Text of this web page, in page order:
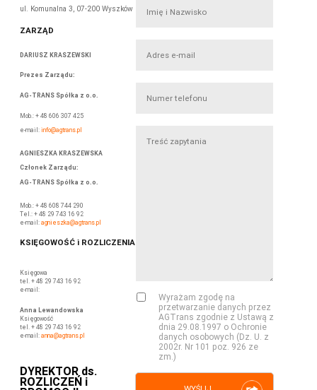
ul. Komunalna 3, 07-200 Wyszków
ZARZĄD
DARIUSZ KRASZEWSKI
Prezes Zarządu:
AG-TRANS Spółka z o.o.
Mob.: + 48 606 307 425
e-mail:info@agtrans.pl
AGNIESZKA KRASZEWSKA
Członek Zarządu:
AG-TRANS Spółka z o.o.
Mob.: + 48 608 744 290
Tel.: + 48 29 743 16 92
e-mail:agnieszka@agtrans.pl
KSIĘGOWOŚĆ i ROZLICZENIA
Księgowa
tel. + 48 29 743 16 92
e-mail:
Anna Lewandowska
Księgowość
tel. + 48 29 743 16 92
e-mail:anna@agtrans.pl
DYREKTOR ds.
ROZLICZEŃ i
Wyrażam zgodę na
przetwarzanie danych przez
AGTrans zgodnie z Ustawą z
dnia 29.08.1997 o Ochronie
danych osobowych (Dz. U. z
2002r. Nr 101 poz. 926 ze
zm.)